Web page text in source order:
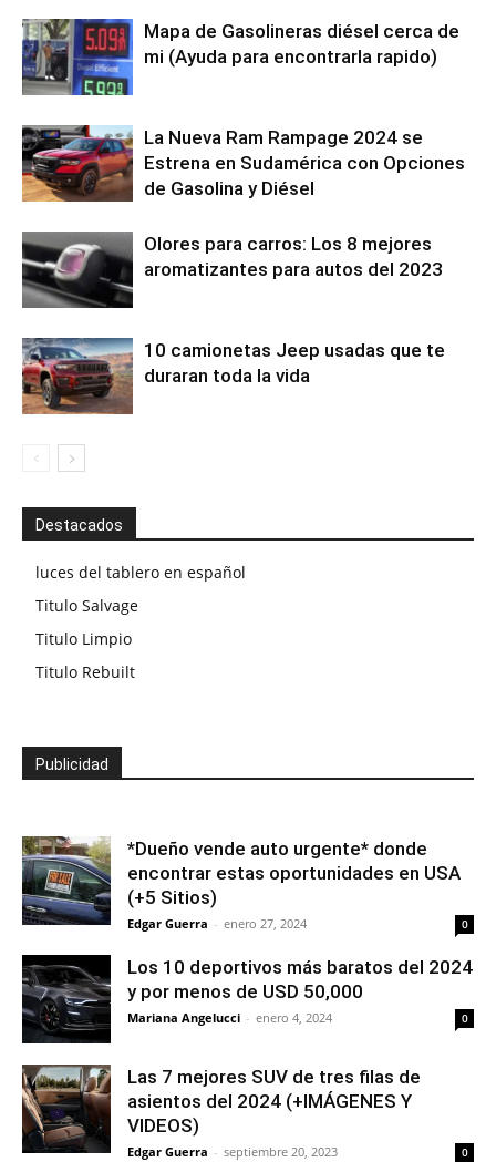
Mapa de Gasolineras diésel cerca de
mi (Ayuda para encontrarla rapido)
La Nueva Ram Rampage 2024 se
Estrena en Sudamérica con Opciones
de Gasolina y Diésel
Olores para carros: Los 8 mejores
aromatizantes para autos del 2023
10 camionetas Jeep usadas que te
duraran toda la vida
Destacados
luces del tablero en español
Titulo Salvage
Titulo Limpio
Titulo Rebuilt
Publicidad
*Dueño vende auto urgente* donde
encontrar estas oportunidades en USA
(+5 Sitios)
Edgar Guerra - enero 27, 2024 0
Los 10 deportivos más baratos del 2024
y por menos de USD 50,000
Mariana Angelucci - enero 4, 2024 0
Las 7 mejores SUV de tres filas de
asientos del 2024 (+IMÁGENES Y
VIDEOS)
Edgar Guerra - septiembre 20, 2023 0